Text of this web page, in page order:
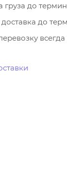
груза до
до